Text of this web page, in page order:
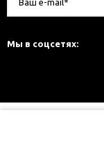
Мы в соцсетях: